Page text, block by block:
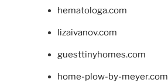
hematologa.com
lizaivanov.com
guesttinyhomes.com
home-plow-by-meyer.com